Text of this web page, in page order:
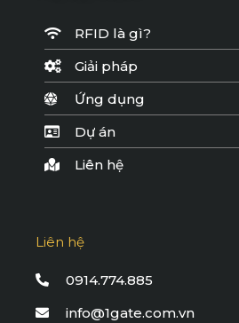
RFID là gì?
Giải pháp
Ứng dụng
Dự án
Liên hệ
Liên hệ
0914.774.885
info@1gate.com.vn